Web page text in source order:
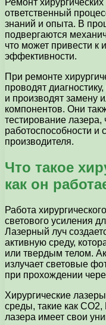
Ремонт
ответственный
знаний и опыта. В
подвергаются
что может привести
эффективности.
При ремонте
проводят
и производят замену
компонентов. Они
тестирование лазера,
работоспособности и
производителя.
Что такое
как он
Работа
светового усиления
Лазерный луч
активную среду,
или твердым телом.
излучает световые
при прохождении
Хирургические
среды, такие как
лазера имеет свои